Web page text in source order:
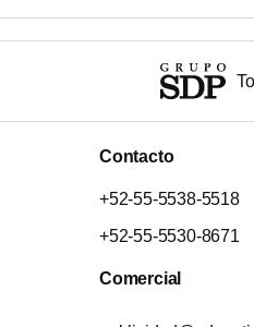
Contacto
+52-55-5538-5518
+52-55-5530-8671
Comercial